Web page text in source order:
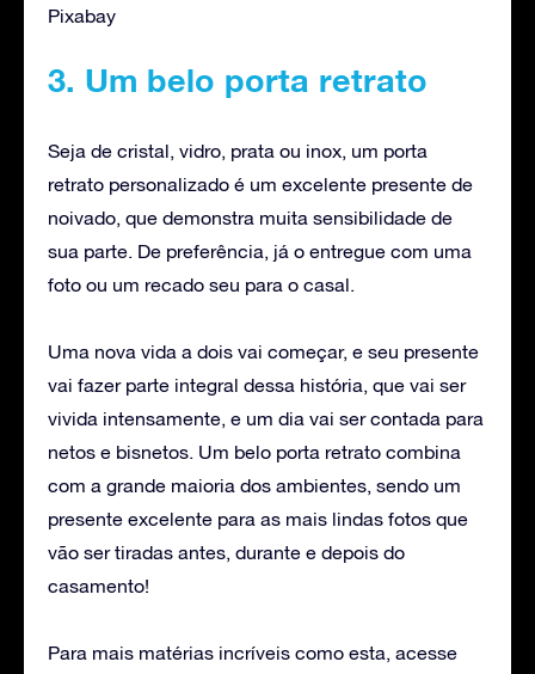
Pixabay
3. Um belo porta retrato
Seja de cristal, vidro, prata ou inox, um porta
retrato personalizado é um excelente presente de
noivado, que demonstra muita sensibilidade de
sua parte. De preferência, já o entregue com uma
foto ou um recado seu para o casal.
Uma nova vida a dois vai começar, e seu presente
vai fazer parte integral dessa história, que vai ser
vivida intensamente, e um dia vai ser contada para
netos e bisnetos. Um belo porta retrato combina
com a grande maioria dos ambientes, sendo um
presente excelente para as mais lindas fotos que
vão ser tiradas antes, durante e depois do
casamento!
Para mais matérias incríveis como esta, acesse